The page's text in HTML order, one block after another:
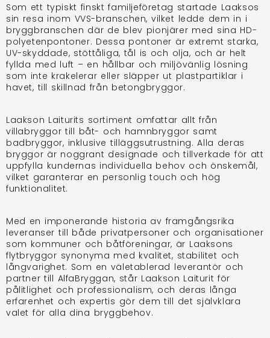
Som ett typiskt finskt familjeföretag startade Laaksos
sin resa inom VVS-branschen, vilket ledde dem in i
bryggbranschen där de blev pionjärer med sina HD-
polyetenpontoner. Dessa pontoner är extremt starka,
UV-skyddade, stöttåliga, tål is och olja, och är helt
fyllda med luft – en hållbar och miljövänlig lösning
som inte krakelerar eller släpper ut plastpartiklar i
havet, till skillnad från betongbryggor.
Laakson Laiturits sortiment omfattar allt från
villabryggor till båt- och hamnbryggor samt
badbryggor, inklusive tilläggsutrustning. Alla deras
bryggor är noggrant designade och tillverkade för att
uppfylla kundernas individuella behov och önskemål,
vilket garanterar en personlig touch och hög
funktionalitet.
Med en imponerande historia av framgångsrika
leveranser till både privatpersoner och organisationer
som kommuner och båtföreningar, är Laaksons
flytbryggor synonyma med kvalitet, stabilitet och
långvarighet. Som en väletablerad leverantör och
partner till AlfaBryggan, står Laakson Laiturit för
pålitlighet och professionalism, och deras långa
erfarenhet och expertis gör dem till det självklara
valet för alla dina bryggbehov.